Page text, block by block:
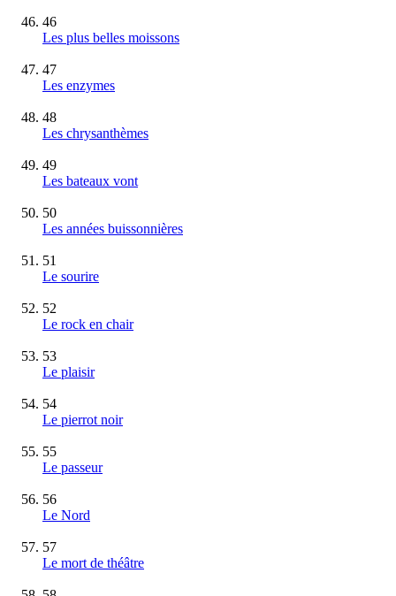
46
Les plus belles moissons
47
Les enzymes
48
Les chrysanthèmes
49
Les bateaux vont
50
Les années buissonnières
51
Le sourire
52
Le rock en chair
53
Le plaisir
54
Le pierrot noir
55
Le passeur
56
Le Nord
57
Le mort de théâtre